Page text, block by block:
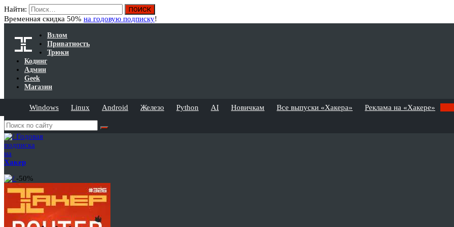
Найти:
Временная скидка 50% на годовую подписку!
Взлом
Приватность
Трюки
Кодинг
Админ
Geek
Магазин
Windows Linux Android Железо Python AI Новичкам Все выпуски «Хакера» Реклама на «Хакере»
Годовая
подписка
на
Хакер
-50%